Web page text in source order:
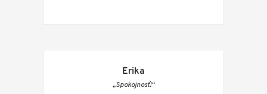
Erika
„Spokojnosť!“